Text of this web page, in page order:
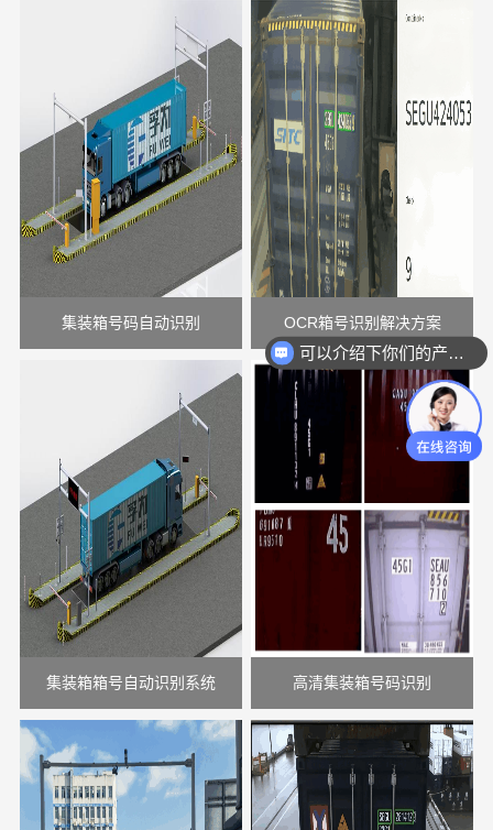
集装箱号码自动识别 OCR箱号识别解决方案
集装箱箱号自动识别系统 高清集装箱号码识别
可以介绍下你们的产品么？